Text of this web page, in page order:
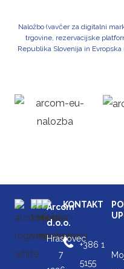
Naložbo (vavčer za digitalni
trgovine, rezervacijske
Republika Slovenija in
Arcom
d.o.o.
Hrastovec
7
KONTAKT
+386 1
5155